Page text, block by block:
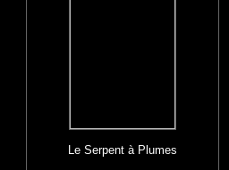
Le Serpent à Plumes